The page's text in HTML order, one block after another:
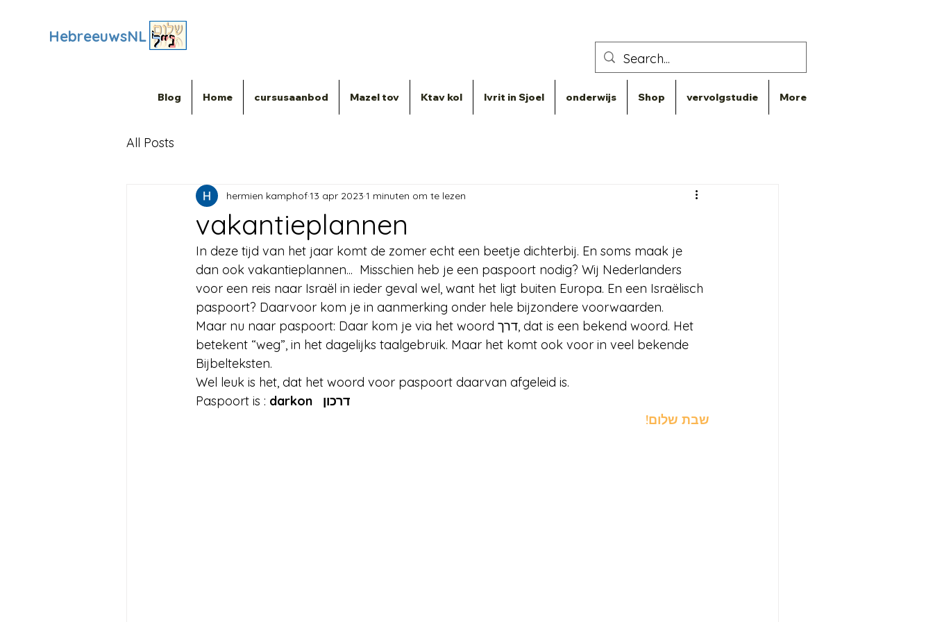
HebreeuwsNL
Blog Home cursusaanbod Mazel tov Ktav kol Ivrit in Sjoel onderwijs Shop vervolgstudie More
All Posts
vakantieplannen
hermien kamphof13 apr 2023 1 minuten om te lezen
In deze tijd van het jaar komt de zomer echt een beetje dichterbij. En soms maak je
dan ook vakantieplannen...  Misschien heb je een paspoort nodig? Wij Nederlanders
voor een reis naar Israël in ieder geval wel, want het ligt buiten Europa. En een Israëlisch
paspoort? Daarvoor kom je in aanmerking onder hele bijzondere voorwaarden.
Maar nu naar paspoort: Daar kom je via het woord דרך, dat is een bekend woord. Het
betekent “weg”, in het dagelijks taalgebruik. Maar het komt ook voor in veel bekende
Bijbelteksten.
Wel leuk is het, dat het woord voor paspoort daarvan afgeleid is.
Paspoort is :
שבת שלום!